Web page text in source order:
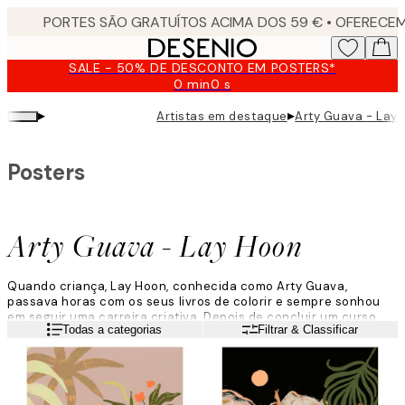
SALE - 50% DE DESCONTO EM POSTERS*
0 min0 s
Válido
2026-
▸ Artistas em destaque▸Arty Guava - Lay
Arty Guava - Lay Hoon
Posters
Quando criança, Lay Hoon, conhecida como Arty Guava,
passava horas com os seus livros de colorir e sempre sonhou
em seguir uma carreira criativa. Depois de concluir um curso
noturno de design multimédia, ela decidiu deixar o emprego de
engenheira e iniciar uma nova carreira em design gráfico.
“Logo no início da pandemia, eu ilustrava todas as noites no
meu iPad como forma a ajudar-me a lidar com todo o stress,
Leia maisTodas a categorias Filtrar & Classificar